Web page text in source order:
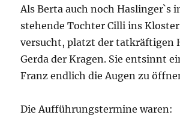
Als Berta auch noch Haslinger`s
stehende Tochter Cilli ins
versucht, platzt der tatkräftigen
Gerda der Kragen. Sie entsinnt
Franz endlich die Augen zu
Die Aufführungstermine waren: